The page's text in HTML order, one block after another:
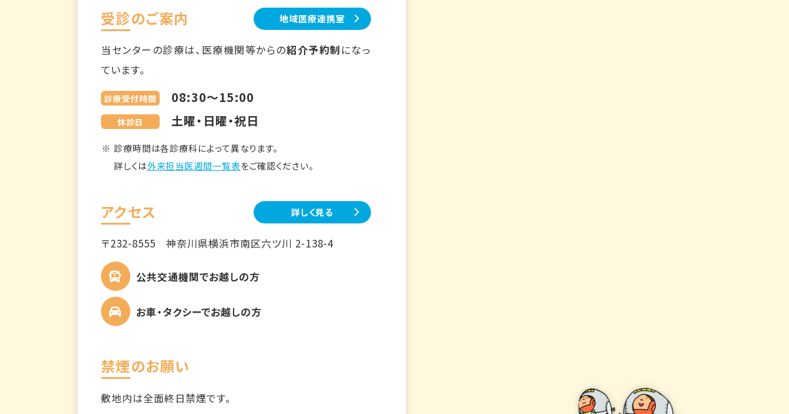
受診のご案内 地域医療連携室
当センターの診療は、医療機関等からの紹介予約制 になっ
ています。
診療受付時間 08:30～15:00
休診日 土曜・日曜・祝日
診療時間は各診療科によって異なります。
詳しくは外来担当医週間一覧表をご確認ください。
アクセス 詳しく見る
〒232-8555神奈川県横浜市南区六ツ川 2-138-4
公共交通機関でお越しの方
お車・タクシーでお越しの方
禁煙のお願い
敷地内は全面終日禁煙です。